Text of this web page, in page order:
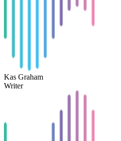
Kas Graham
Writer